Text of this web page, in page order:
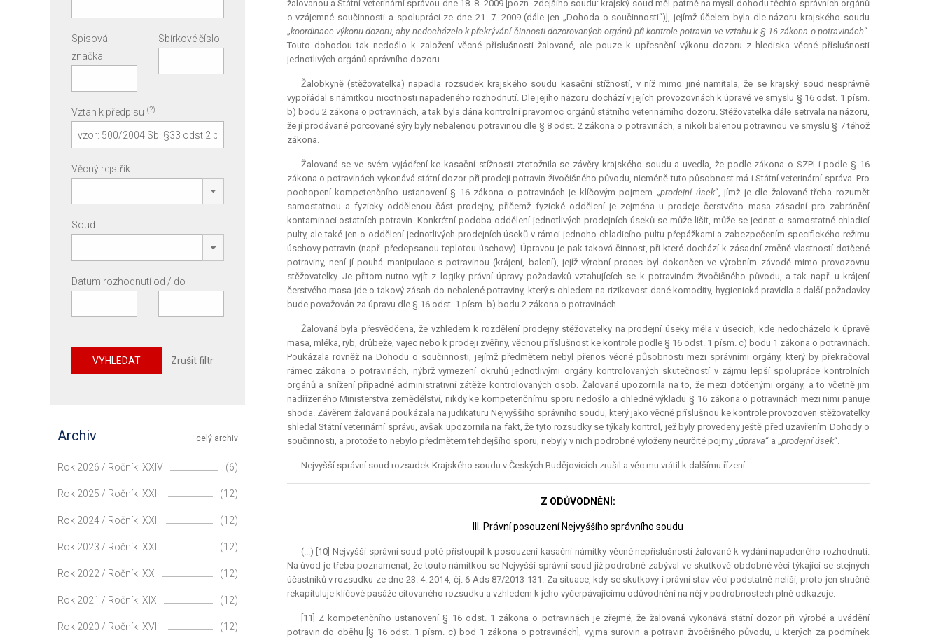
žalovanou a Státní veterinární správou dne 18. 8. 2009 [pozn. zdejšího soudu: krajský soud měl patrně na mysli dohodu těchto správních orgánů
o vzájemné součinnosti a spolupráci ze dne 21. 7. 2009 (dále jen „Dohoda o součinnosti“)], jejímž účelem byla dle názoru krajského soudu
„koordinace výkonu dozoru, aby nedocházelo k překrývání činnosti dozorovaných orgánů při kontrole potravin ve vztahu k § 16 zákona o potravinách“.
Touto dohodou tak nedošlo k založení věcné příslušnosti žalované, ale pouze k upřesnění výkonu dozoru z hlediska věcné příslušnosti
jednotlivých orgánů správního dozoru.
Žalobkyně (stěžovatelka) napadla rozsudek krajského soudu kasační stížností, v níž mimo jiné namítala, že se krajský soud nesprávně
vypořádal s námitkou nicotnosti napadeného rozhodnutí. Dle jejího názoru dochází v jejích provozovnách k úpravě ve smyslu § 16 odst. 1 písm.
b) bodu 2 zákona o potravinách, a tak byla dána kontrolní pravomoc orgánů státního veterinárního dozoru. Stěžovatelka dále setrvala na názoru,
že jí prodávané porcované sýry byly nebalenou potravinou dle § 8 odst. 2 zákona o potravinách, a nikoli balenou potravinou ve smyslu § 7 téhož
zákona.
Žalovaná se ve svém vyjádření ke kasační stížnosti ztotožnila se závěry krajského soudu a uvedla, že podle zákona o SZPI i podle § 16
zákona o potravinách vykonává státní dozor při prodeji potravin živočišného původu, nicméně tuto působnost má i Státní veterinární správa. Pro
pochopení kompetenčního ustanovení § 16 zákona o potravinách je klíčovým pojmem „prodejní úsek“, jímž je dle žalované třeba rozumět
samostatnou a fyzicky oddělenou část prodejny, přičemž fyzické oddělení je zejména u prodeje čerstvého masa zásadní pro zabránění
kontaminaci ostatních potravin. Konkrétní podoba oddělení jednotlivých prodejních úseků se může lišit, může se jednat o samostatné chladicí
pulty, ale také jen o oddělení jednotlivých prodejních úseků v rámci jednoho chladicího pultu přepážkami a zabezpečením specifického režimu
úschovy potravin (např. předepsanou teplotou úschovy). Úpravou je pak taková činnost, při které dochází k zásadní změně vlastností dotčené
potraviny, není jí pouhá manipulace s potravinou (krájení, balení), jejíž výrobní proces byl dokončen ve výrobním závodě mimo provozovnu
stěžovatelky. Je přitom nutno vyjít z logiky právní úpravy požadavků vztahujících se k potravinám živočišného původu, a tak např. u krájení
čerstvého masa jde o takový zásah do nebalené potraviny, který s ohledem na rizikovost dané komodity, hygienická pravidla a další požadavky
bude považován za úpravu dle § 16 odst. 1 písm. b) bodu 2 zákona o potravinách.
Žalovaná byla přesvědčena, že vzhledem k rozdělení prodejny stěžovatelky na prodejní úseky měla v úsecích, kde nedocházelo k úpravě
masa, mléka, ryb, drůbeže, vajec nebo k prodeji zvěřiny, věcnou příslušnost ke kontrole podle § 16 odst. 1 písm. c) bodu 1 zákona o potravinách.
Poukázala rovněž na Dohodu o součinnosti, jejímž předmětem nebyl přenos věcné působnosti mezi správními orgány, který by překračoval
rámec zákona o potravinách, nýbrž vymezení okruhů jednotlivými orgány kontrolovaných skutečností v zájmu lepší spolupráce kontrolních
orgánů a snížení případné administrativní zátěže kontrolovaných osob. Žalovaná upozornila na to, že mezi dotčenými orgány, a to včetně jim
nadřízeného Ministerstva zemědělství, nikdy ke kompetenčnímu sporu nedošlo a ohledně výkladu § 16 zákona o potravinách mezi nimi panuje
shoda. Závěrem žalovaná poukázala na judikaturu Nejvyššího správního soudu, který jako věcně příslušnou ke kontrole provozoven stěžovatelky
shledal Státní veterinární správu, avšak upozornila na fakt, že tyto rozsudky se týkaly kontrol, jež byly provedeny ještě před uzavřením Dohody o
součinnosti, a protože to nebylo předmětem tehdejšího sporu, nebyly v nich podrobně vyloženy neurčité pojmy „úprava“ a „prodejní úsek“.
Nejvyšší správní soud rozsudek Krajského soudu v Českých Budějovicích zrušil a věc mu vrátil k dalšímu řízení.
Z ODŮVODNĚNÍ:
III. Právní posouzení Nejvyššího správního soudu
(...) [10] Nejvyšší správní soud poté přistoupil k posouzení kasační námitky věcné nepříslušnosti žalované k vydání napadeného rozhodnutí.
Na úvod je třeba poznamenat, že touto námitkou se Nejvyšší správní soud již podrobně zabýval ve skutkově obdobné věci týkající se stejných
účastníků v rozsudku ze dne 23. 4. 2014, čj. 6 Ads 87/2013-131. Za situace, kdy se skutkový i právní stav věci podstatně neliší, proto jen stručně
rekapituluje klíčové pasáže citovaného rozsudku a vzhledem k jeho vyčerpávajícímu odůvodnění na něj v podrobnostech plně odkazuje.
[11] Z kompetenčního ustanovení § 16 odst. 1 zákona o potravinách je zřejmé, že žalovaná vykonává státní dozor při výrobě a uvádění
potravin do oběhu [§ 16 odst. 1 písm. c) bod 1 zákona o potravinách], vyjma surovin a potravin živočišného původu, u kterých za podmínek
Spisová
značka
Sbírkové číslo
Vztah k předpisu (?)
Věcný rejstřík
Soud
Datum rozhodnutí od / do
VYHLEDAT Zrušit filtr
celý archiv
Archiv
Rok 2026 / Ročník: XXIV (6)
Rok 2025 / Ročník: XXIII (12)
Rok 2024 / Ročník: XXII (12)
Rok 2023 / Ročník: XXI (12)
Rok 2022 / Ročník: XX (12)
Rok 2021 / Ročník: XIX (12)
Rok 2020 / Ročník: XVIII (12)